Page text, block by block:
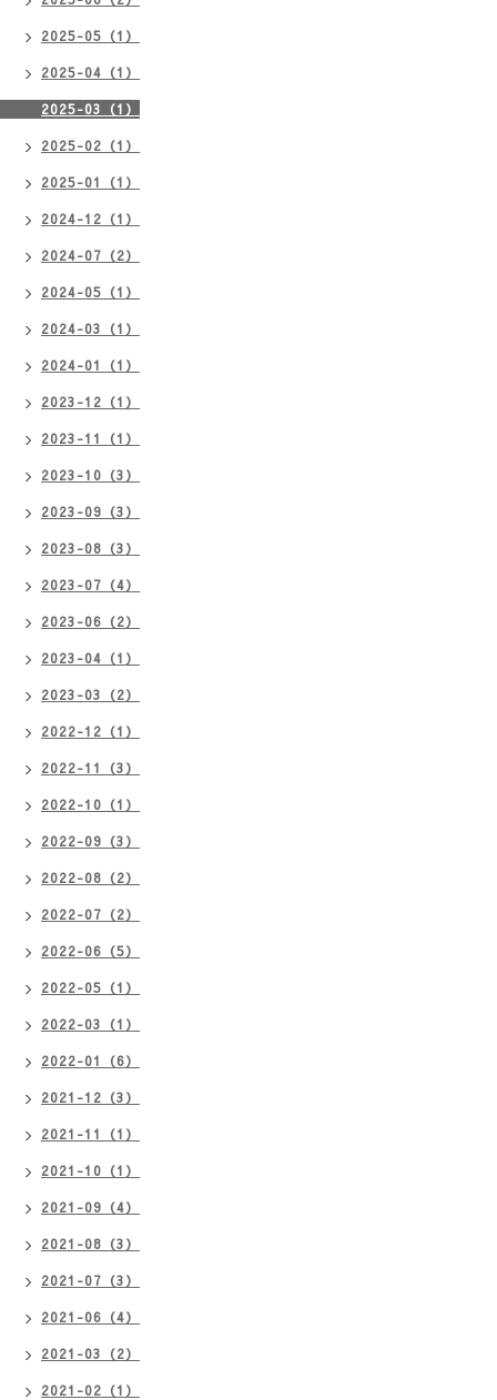
2025-05（1）
2025-04（1）
2025-03（1）
2025-02（1）
2025-01（1）
2024-12（1）
2024-07（2）
2024-05（1）
2024-03（1）
2024-01（1）
2023-12（1）
2023-11（1）
2023-10（3）
2023-09（3）
2023-08（3）
2023-07（4）
2023-06（2）
2023-04（1）
2023-03（2）
2022-12（1）
2022-11（3）
2022-10（1）
2022-09（3）
2022-08（2）
2022-07（2）
2022-06（5）
2022-05（1）
2022-03（1）
2022-01（6）
2021-12（3）
2021-11（1）
2021-10（1）
2021-09（4）
2021-08（3）
2021-07（3）
2021-06（4）
2021-03（2）
2021-02（1）